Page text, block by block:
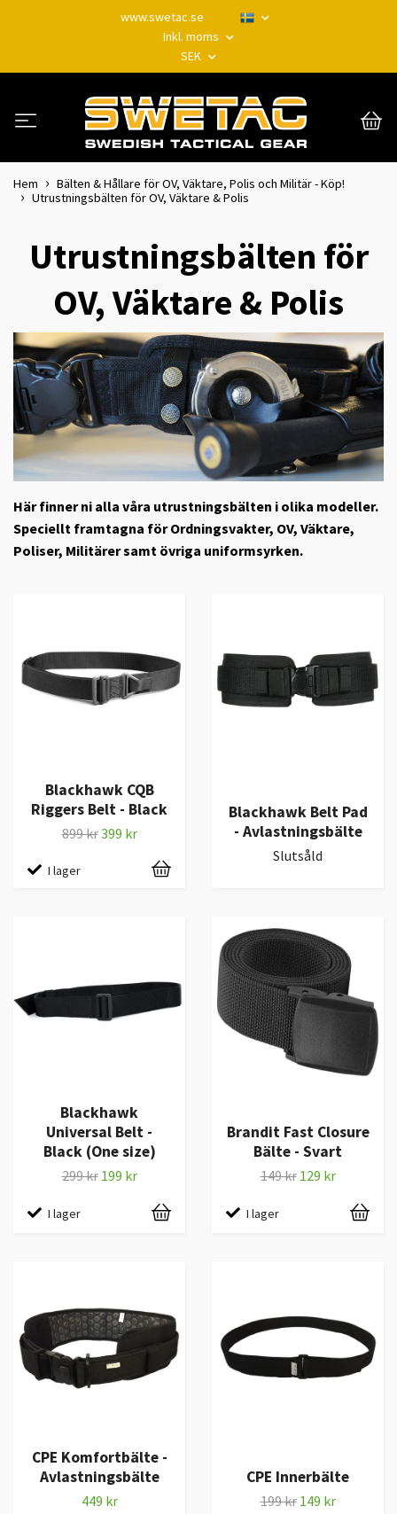
www.swetac.se
Inkl. moms
SEK
Hem
Bälten & Hållare för OV, Väktare, Polis och Militär - Köp!
Utrustningsbälten för OV, Väktare & Polis
Utrustningsbälten för
OV, Väktare & Polis
Här finner ni alla våra utrustningsbälten i olika modeller.
Speciellt framtagna för Ordningsvakter, OV, Väktare,
Poliser, Militärer samt övriga uniformsyrken.
Blackhawk CQB
Riggers Belt - Black
899 kr399 kr
I lager
Blackhawk Belt Pad
- Avlastningsbälte
Slutsåld
Blackhawk
Universal Belt -
Black (One size)
299 kr 199 kr
I lager
Brandit Fast Closure
Bälte - Svart
149 kr 129 kr
I lager
CPE Komfortbälte -
Avlastningsbälte
449 kr
CPE Innerbälte
199 kr 149 kr